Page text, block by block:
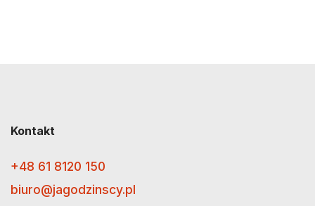
Kontakt
+48 61 8120 150
biuro@jagodzinscy.pl